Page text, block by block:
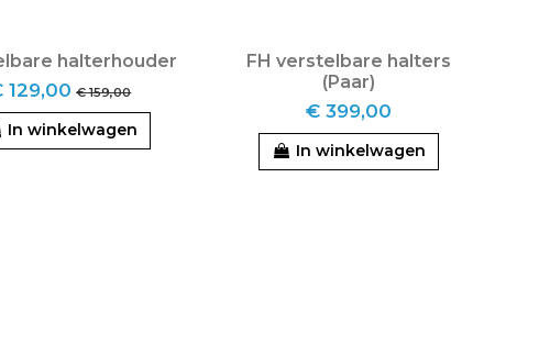
halterhouder
129,00 € 159,00
In winkelwagen
FH verstelbare halters
(Paar)
€ 399,00
In winkelwagen